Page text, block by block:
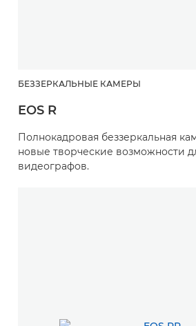
БЕЗЗЕРКАЛЬНЫЕ КАМЕРЫ
EOS R
Полнокадровая беззеркальная
новые творческие возможности
видеографов.